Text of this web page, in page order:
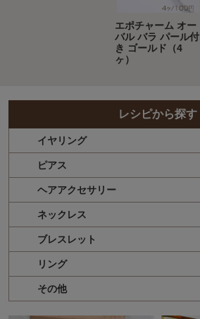
エポチャーム オー
バル バラ パール付
き ゴールド（4
ヶ）
レシピから探す
イヤリング
ピアス
ヘアアクセサリー
ネックレス
ブレスレット
リング
その他